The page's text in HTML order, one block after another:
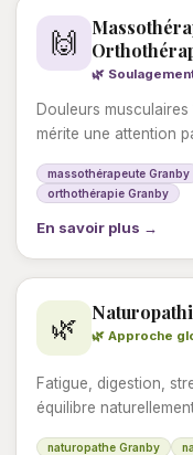
🙌
🌿
Douleurs
mérite une attention
massothérapeute Granby
orthothérapie Granby
En savoir plus →
🌿 🌿 Approche
Fatigue, digestion,
équilibre
naturopathe Granby